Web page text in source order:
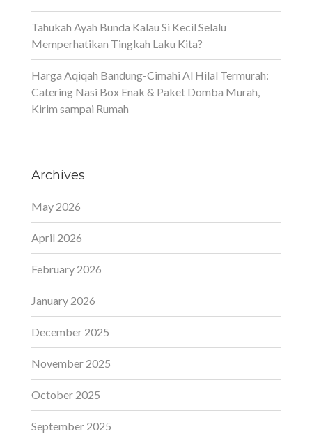
Tahukah Ayah Bunda Kalau Si Kecil Selalu
Memperhatikan Tingkah Laku Kita?
Harga Aqiqah Bandung-Cimahi Al Hilal Termurah:
Catering Nasi Box Enak & Paket Domba Murah,
Kirim sampai Rumah
Archives
May 2026
April 2026
February 2026
January 2026
December 2025
November 2025
October 2025
September 2025